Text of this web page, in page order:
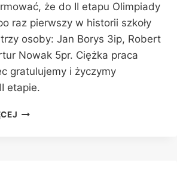
że do II etapu Olimpiady
raz pierwszy w historii szkoły
osoby: Jan Borys 3ip, Robert
Nowak 5pr. Ciężka praca
gratulujemy i życzymy
etapie.
OLIMPIADA